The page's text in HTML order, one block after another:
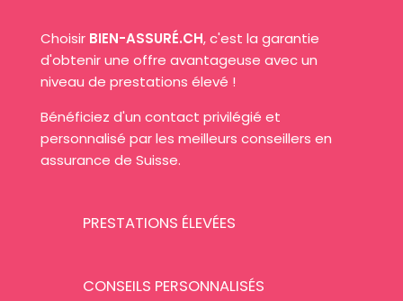
Choisir BIEN-ASSURÉ.CH, c'est la garantie
d'obtenir une offre avantageuse avec un
niveau de prestations élevé !
Bénéficiez d'un contact privilégié et
personnalisé par les meilleurs conseillers en
assurance de Suisse.
PRESTATIONS ÉLEVÉES
CONSEILS PERSONNALISÉS